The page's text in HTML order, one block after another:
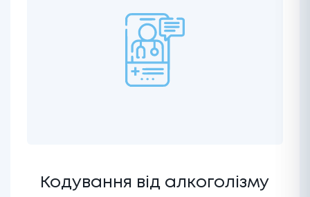
Кодування від алкоголізму